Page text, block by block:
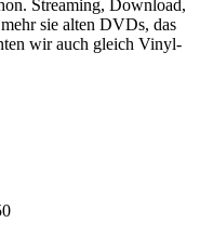
Streaming, Download,
sie alten DVDs, das
wir auch gleich Vinyl-